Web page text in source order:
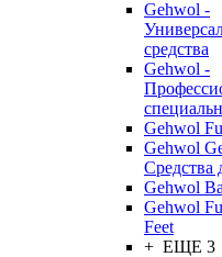
Gehwol -
средства
Gehwol -
Gehwol
Gehwol
Средства
Gehwol
Gehwol
Feet
+ ЕЩЕ 3